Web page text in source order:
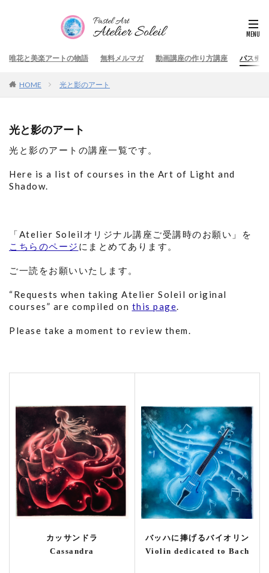
唯花と美楽アートの物語 無料メルマガ 動画講座の作り方講座 パステ
HOME 光と影のアート
光と影のアート
光と影のアートの講座一覧です。
Here is a list of courses in the Art of Light and
Shadow.
「Atelier Soleilオリジナル講座ご受講時のお願い」を
こちらのページ にまとめてあります。
ご一読をお願いいたします。
“Requests when taking Atelier Soleil original
courses” are compiled on this page.
Please take a moment to review them.
カッサンドラ
Cassandra
バッハに捧げるバイオリン
Violin dedicated to Bach